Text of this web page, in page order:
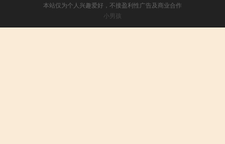
本站仅为个人兴趣爱好，不接盈利性广告及商业合作
小男孩